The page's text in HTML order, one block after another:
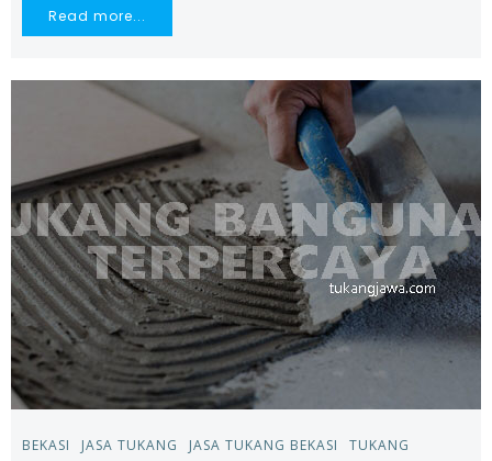
Read more...
BEKASI JASA TUKANG JASA TUKANG BEKASI
TUKANG